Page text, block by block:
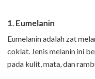
1. Eumelanin
Eumelanin adalah zat
coklat. Jenis melanin ini
pada kulit, mata, dan